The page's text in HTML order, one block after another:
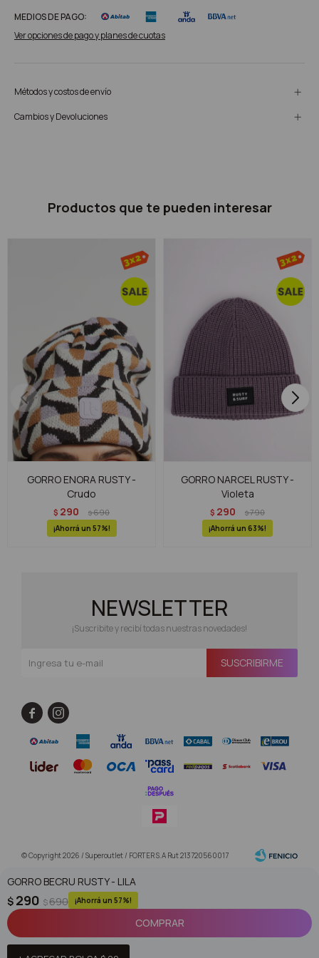
GORRO BECRU RUSTY - LILA
$ 290 $690 57
COMPRAR
MEDIOS DE PAGO:
Ver opciones de pago y planes de cuotas
Métodos y costos de envío
Cambios y Devoluciones
Productos que te pueden interesar
GORRO ENORA RUSTY -
Crudo
$ 290 $690
57
GORRO NARCEL RUSTY -
Violeta
$ 290 $790
63
NEWSLETTER
¡Suscribite y recibí todas nuestras novedades!
SUSCRIBIRME
 
© Copyright 2026 / Superoutlet / FORTER S.A Rut 213720560017